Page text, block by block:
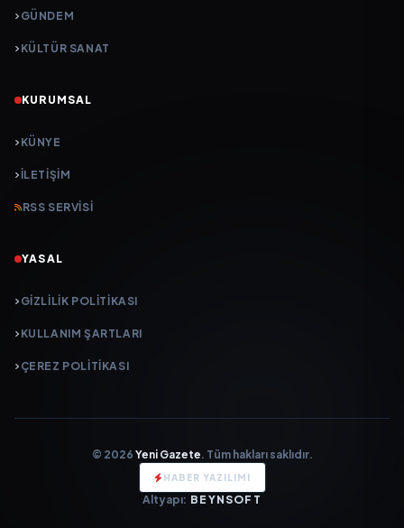
GÜNDEM
KÜLTÜR SANAT
KURUMSAL
KÜNYE
İLETIŞIM
RSS SERVISI
YASAL
GIZLILIK POLITIKASI
KULLANIM ŞARTLARI
ÇEREZ POLITIKASI
© 2026 Yeni Gazete. Tüm hakları saklıdır.
HABER YAZILIMI
Altyapı: BEYNSOFT